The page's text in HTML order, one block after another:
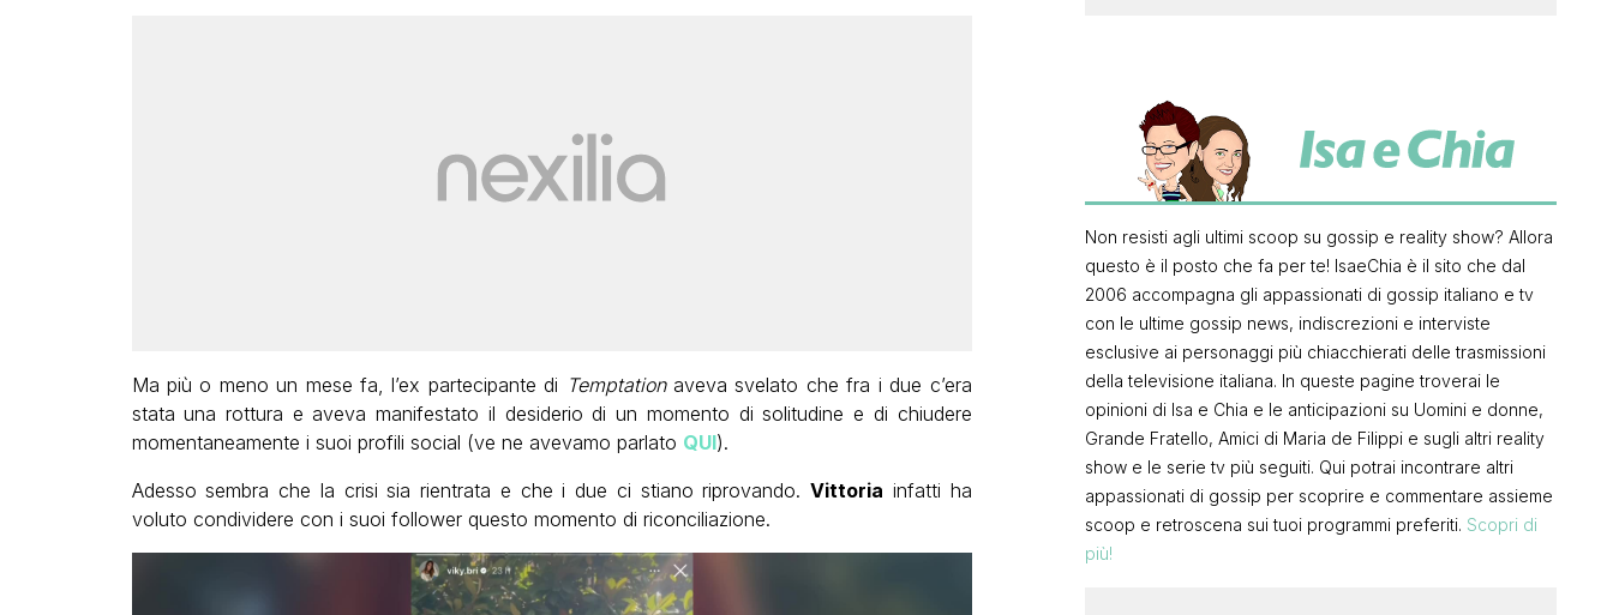
Ma più o meno un mese fa, l’ex partecipante di Temptationaveva svelato che fra i due c’era
stata una rottura e aveva manifestato il desiderio di un momento di solitudine e di chiudere
momentaneamente i suoi profili social (ve ne avevamo parlato QUI).
Adesso sembra che la crisi sia rientrata e che i due ci stiano riprovando. Vittoria infatti ha
voluto condividere con i suoi follower questo momento di riconciliazione.
Non resisti agli ultimi scoop su gossip e reality show? Allora
questo è il posto che fa per te! IsaeChia è il sito che dal
2006 accompagna gli appassionati di gossip italiano e tv
con le ultime gossip news, indiscrezioni e interviste
esclusive ai personaggi più chiacchierati delle trasmissioni
della televisione italiana. In queste pagine troverai le
opinioni di Isa e Chia e le anticipazioni su Uomini e donne,
Grande Fratello, Amici di Maria de Filippi e sugli altri reality
show e le serie tv più seguiti. Qui potrai incontrare altri
appassionati di gossip per scoprire e commentare assieme
scoop e retroscena sui tuoi programmi preferiti. Scopri di
più!